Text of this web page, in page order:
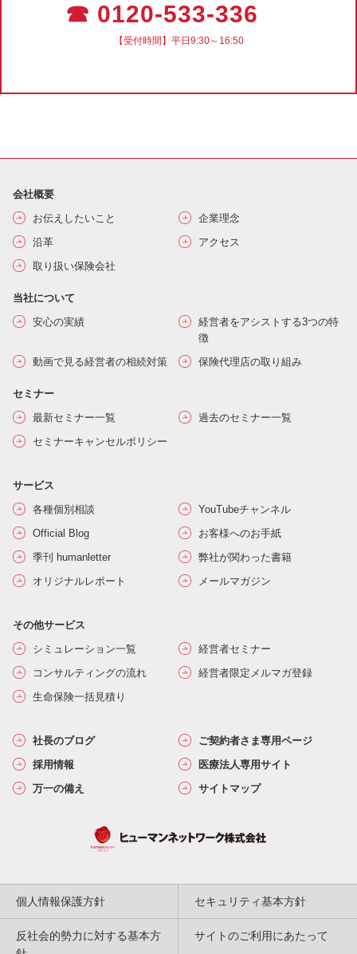
☎ 0120-533-336
【受付時間】平日9:30～16:50
会社概要
お伝えしたいこと
企業理念
沿革
アクセス
取り扱い保険会社
当社について
安心の実績
経営者をアシストする3つの特
徴
動画で見る経営者の相続対策
保険代理店の取り組み
セミナー
最新セミナー一覧
過去のセミナー一覧
セミナーキャンセルポリシー
サービス
各種個別相談
YouTubeチャンネル
Official Blog
お客様へのお手紙
季刊 humanletter
弊社が関わった書籍
オリジナルレポート
メールマガジン
その他サービス
シミュレーション一覧
経営者セミナー
コンサルティングの流れ
経営者限定メルマガ登録
生命保険一括見積り
社長のブログ
ご契約者さま専用ページ
採用情報
医療法人専用サイト
万一の備え
サイトマップ
個人情報保護方針 セキュリティ基本方針
反社会的勢力に対する基本方
サイトのご利用にあたって